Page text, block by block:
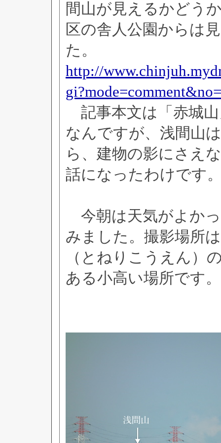
間山が見えるかどう
区の舎人公園からは
た。
http://
記事本文は「赤城
なんですが、浅間山
ら、建物の影にさえ
話になったわけです
今朝は天気がよか
みました。撮影場所
（とねりこうえん）
ある小高い場所です。